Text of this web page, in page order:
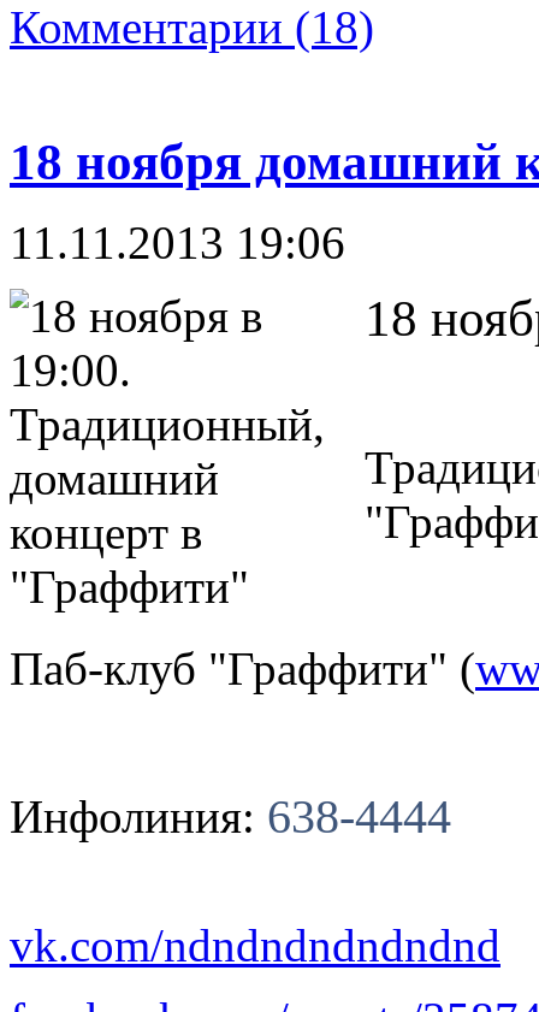
Комментарии (18)
18 ноября домашний
11.11.2013 19:06
18
Паб-клуб "Граффити" (
Инфолиния: 638-4444
vk.com/ndndndndndndnd